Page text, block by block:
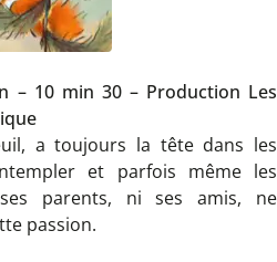
– 10 min 30 – Production Les
a toujours la tête dans les
et parfois même les
parents, ni ses amis, ne
passion.